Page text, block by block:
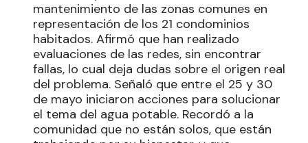
mantenimiento de las zonas comunes en
representación de los 21 condominios
habitados. Afirmó que han realizado
evaluaciones de las redes, sin encontrar
fallas, lo cual deja dudas sobre el origen real
del problema. Señaló que entre el 25 y 30
de mayo iniciaron acciones para solucionar
el tema del agua potable. Recordó a la
comunidad que no están solos, que están